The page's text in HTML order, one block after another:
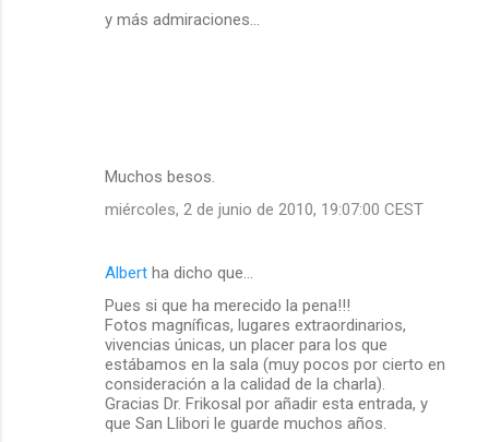
y más admiraciones...
Muchos besos.
miércoles, 2 de junio de 2010, 19:07:00 CEST
Albert ha dicho que…
Pues si que ha merecido la pena!!!
Fotos magníficas, lugares extraordinarios,
vivencias únicas, un placer para los que
estábamos en la sala (muy pocos por cierto en
consideración a la calidad de la charla).
Gracias Dr. Frikosal por añadir esta entrada, y
que San Llibori le guarde muchos años.